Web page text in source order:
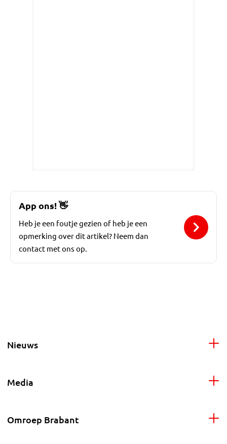
App ons!👋
Heb je een foutje gezien of heb je een
opmerking over dit artikel? Neem dan
contact met ons op.
Nieuws
Media
Omroep Brabant